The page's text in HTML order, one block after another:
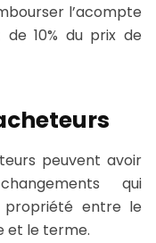
l’acompte
10% du prix de
peuvent avoir
qui
entre le
et le terme.